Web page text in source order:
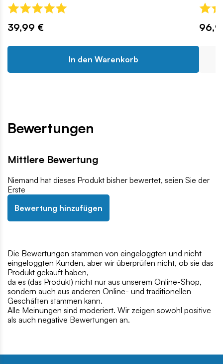
39,99 €
In den Warenkorb
Bewertungen
Mittlere Bewertung
Niemand hat dieses Produkt bisher bewertet, seien Sie der
Erste
Bewertung hinzufügen
Die Bewertungen stammen von eingeloggten und nicht
eingeloggten Kunden, aber wir überprüfen nicht, ob sie das
Produkt gekauft haben,
da es (das Produkt) nicht nur aus unserem Online-Shop,
sondern auch aus anderen Online- und traditionellen
Geschäften stammen kann.
Alle Meinungen sind moderiert. Wir zeigen sowohl positive
als auch negative Bewertungen an.